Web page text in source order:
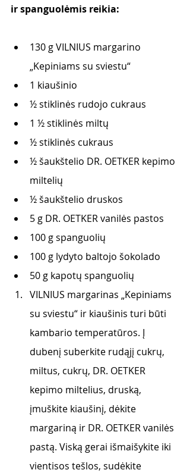
ir spanguolėmis reikia:
130 g VILNIUS margarino
„Kepiniams su sviestu“
1 kiaušinio
½ stiklinės rudojo cukraus
1 ½ stiklinės miltų
½ stiklinės cukraus
½ šaukštelio DR. OETKER kepimo
miltelių
½ šaukštelio druskos
5 g DR. OETKER vanilės pastos
100 g spanguolių
100 g lydyto baltojo šokolado
50 g kapotų spanguolių
VILNIUS margarinas „Kepiniams
su sviestu“ ir kiaušinis turi būti
kambario temperatūros. Į
dubenį suberkite rudąjį cukrų,
miltus, cukrų, DR. OETKER
kepimo miltelius, druską,
įmuškite kiaušinį, dėkite
margariną ir DR. OETKER vanilės
pastą. Viską gerai išmaišykite iki
vientisos tešlos, sudėkite